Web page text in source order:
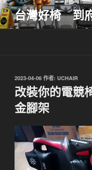
跳
至
主
台灣好椅 到
發
佈
於
2023-04-06 作者: UCHAIR
改裝你的電競
金腳架